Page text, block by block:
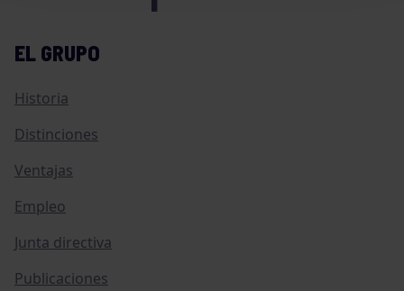
EL GRUPO
Historia
Distinciones
Ventajas
Empleo
Junta directiva
Publicaciones